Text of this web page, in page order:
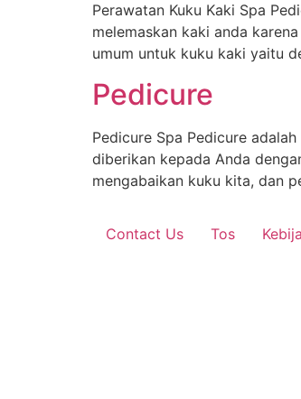
Perawatan Kuku Kaki Spa
melemaskan kaki anda
umum untuk kuku kaki yaitu
Pedicure
Pedicure Spa Pedicure
diberikan kepada Anda
mengabaikan kuku kita, dan
Contact Us Tos